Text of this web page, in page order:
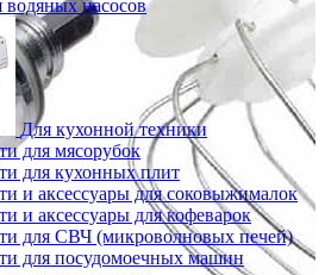
водяных насосов
Для кухонной техники
для мясорубок
для кухонных плит
и аксессуары для соковыжималок
и аксессуары для кофеварок
для СВЧ (микроволновых печей)
для посудомоечных машин